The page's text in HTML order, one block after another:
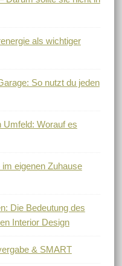
als wichtiger
So nutzt du jeden
Umfeld: Worauf es
eigenen Zuhause
Die Bedeutung des
Interior Design
& SMART